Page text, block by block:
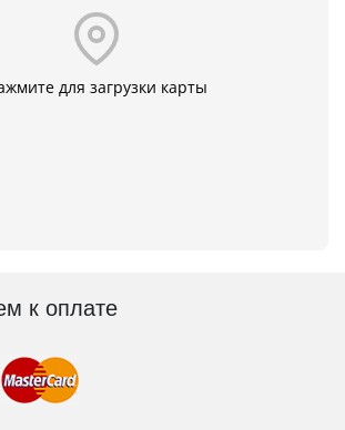
для загрузки карты
к оплате